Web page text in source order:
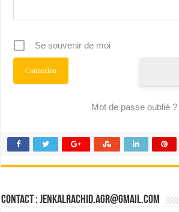
Se souvenir de moi
Mot de passe oublié ?
Contact : jenkalrachid.agr@gmail.com